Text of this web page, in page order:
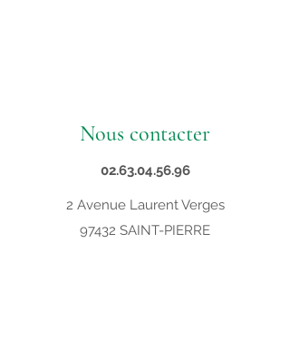
Nous contacter
02.63.04.56.96
2 Avenue Laurent Verges
97432 SAINT-PIERRE